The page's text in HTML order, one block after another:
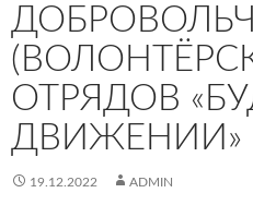
ОТРЯДОВ
ДВИЖЕНИИ»
19.12.2022 ADMIN